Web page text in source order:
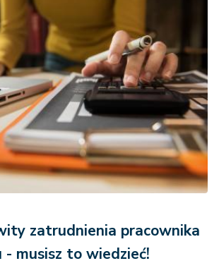
zatrudnienia pracownika
musisz to wiedzieć!